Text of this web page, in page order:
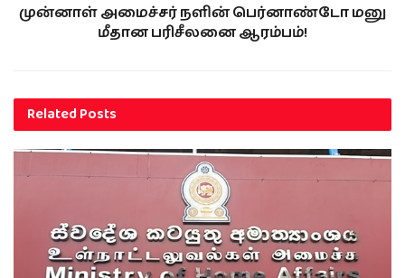
முன்னாள் அமைச்சர் நளின் பெர்னாண்டோ மனு
மீதான பரிசீலனை ஆரம்பம்!
RelatedPosts